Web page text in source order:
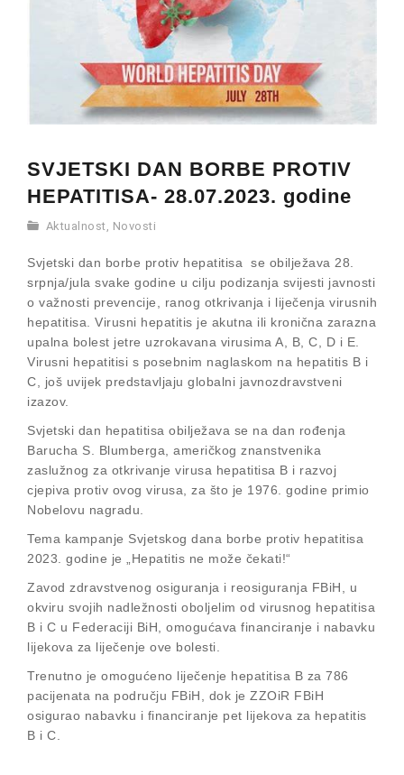
SVJETSKI DAN BORBE PROTIV
HEPATITISA- 28.07.2023. godine
Aktualnost Novosti
Svjetski dan borbe protiv hepatitisa se obilježava 28.
srpnja/jula svake godine u cilju podizanja svijesti javnosti
o važnosti prevencije, ranog otkrivanja i liječenja virusnih
hepatitisa. Virusni hepatitis je akutna ili kronična zarazna
upalna bolest jetre uzrokavana virusima A, B, C, D i E.
Virusni hepatitisi s posebnim naglaskom na hepatitis B i
C, još uvijek predstavljaju globalni javnozdravstveni
izazov.
Svjetski dan hepatitisa obilježava se na dan rođenja
Barucha S. Blumberga, američkog znanstvenika
zaslužnog za otkrivanje virusa hepatitisa B i razvoj
cjepiva protiv ovog virusa, za što je 1976. godine primio
Nobelovu nagradu.
Tema kampanje Svjetskog dana borbe protiv hepatitisa
2023. godine je „Hepatitis ne može čekati!“
Zavod zdravstvenog osiguranja i reosiguranja FBiH, u
okviru svojih nadležnosti oboljelim od virusnog hepatitisa
B i C u Federaciji BiH, omogućava financiranje i nabavku
lijekova za liječenje ove bolesti.
Trenutno je omogućeno liječenje hepatitisa B za 786
pacijenata na području FBiH, dok je ZZOiR FBiH
osigurao nabavku i financiranje pet lijekova za hepatitis
B i C.